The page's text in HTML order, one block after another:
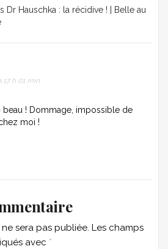
Dr Hauschka : la récidive ! | Belle au
17 h 01 min
beau ! Dommage, impossible de
moi !
sera pas publiée. Les champs
avec *